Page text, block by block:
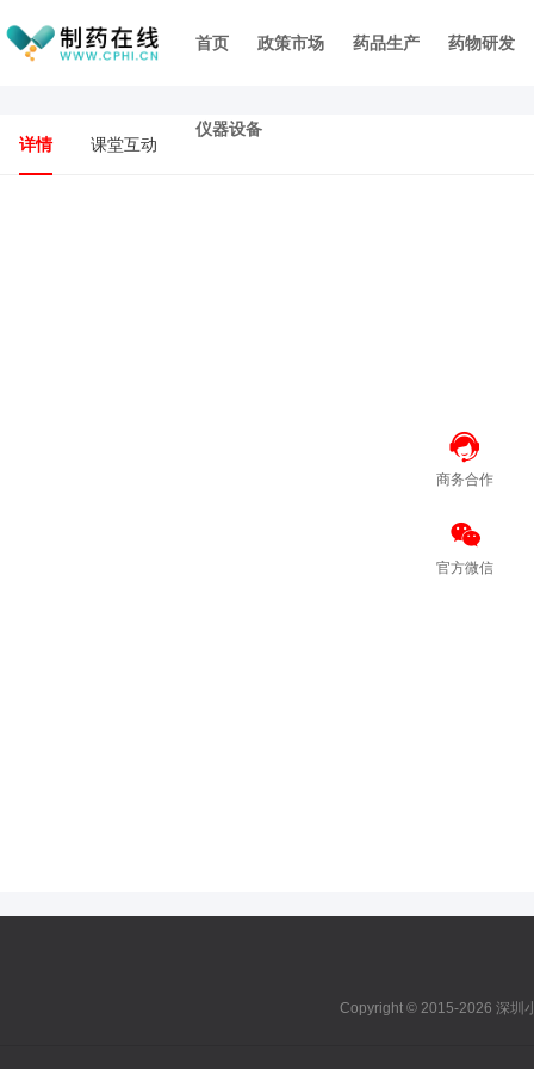
首页 政策市场 药品生产 药物研发
仪器设备
详情
课堂互动
商务合作
官方微信
Copyright © 2015-2026 深圳